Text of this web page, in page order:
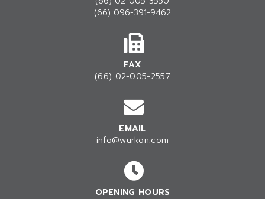
(66) 096-391-9462
FAX
(66) 02-005-2557
EMAIL
info@wurkon.com
OPENING HOURS